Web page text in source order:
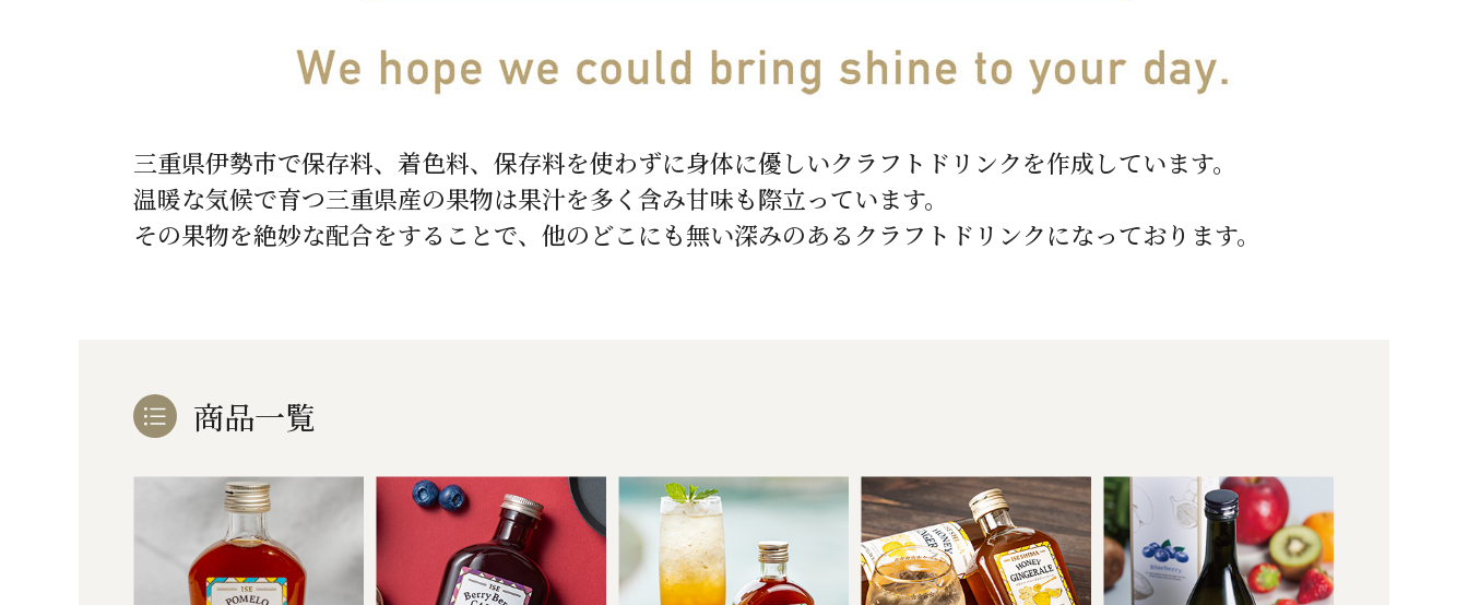
三重県伊勢市で保存料、着色料、保存料を使わずに身体に優しいクラフトドリンクを作成しています。
温暖な気候で育つ三重県産の果物は果汁を多く含み甘味も際立っています。
その果物を絶妙な配合をすることで、他のどこにも無い深みのあるクラフトドリンクになっております。
商品一覧